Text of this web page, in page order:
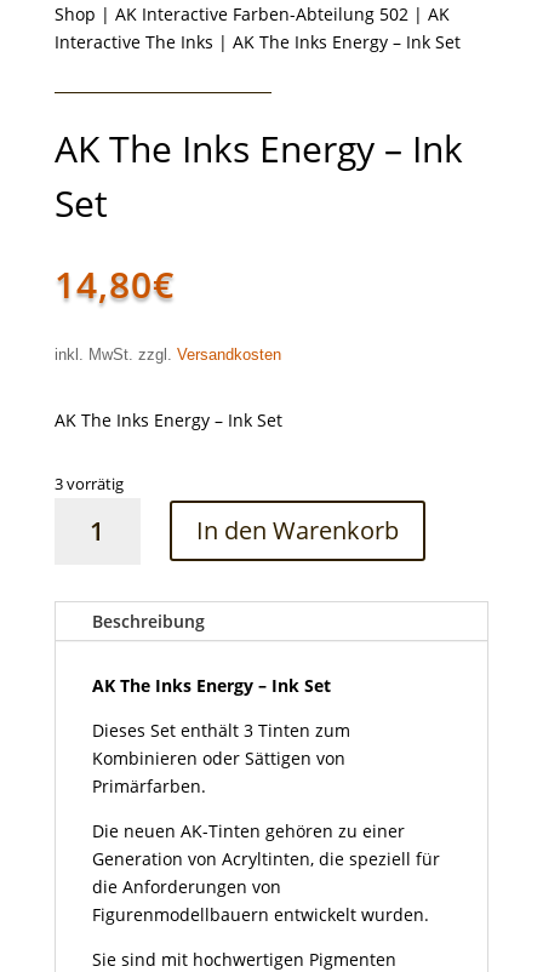
Shop | AK Interactive Farben-Abteilung 502| AK
Interactive The Inks | AK The Inks Energy – Ink Set
AK The Inks Energy – Ink
Set
14,80€
inkl. MwSt. zzgl. Versandkosten
AK The Inks Energy – Ink Set
3 vorrätig
Ink
In den Warenkorb
Beschreibung
AK The Inks Energy – Ink Set
Dieses Set enthält 3 Tinten zum
Kombinieren oder Sättigen von
Primärfarben.
Die neuen AK-Tinten gehören zu einer
Generation von Acryltinten, die speziell für
die Anforderungen von
Figurenmodellbauern entwickelt wurden.
Sie sind mit hochwertigen Pigmenten